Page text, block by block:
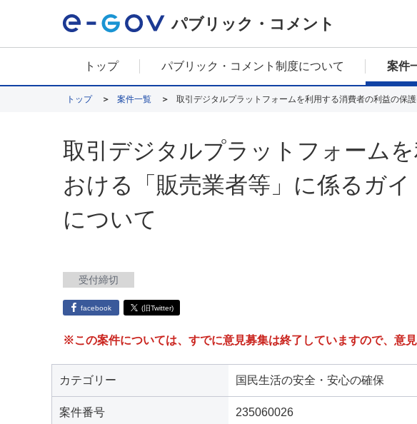
パブリック・コメント
トップ パブリック・コメント制度について 案件
トップ 案件一覧 取引デジタルプラットフォームを利用する消費者の利益の保
取引デジタルプラットフォーム
おける「販売業者等」に係るガ
について
受付締切
facebook (旧Twitter)
※この案件については、すでに意見募集は終了していますので、意
カテゴリー 国民生活の安全・安心の確保
案件番号 235060026